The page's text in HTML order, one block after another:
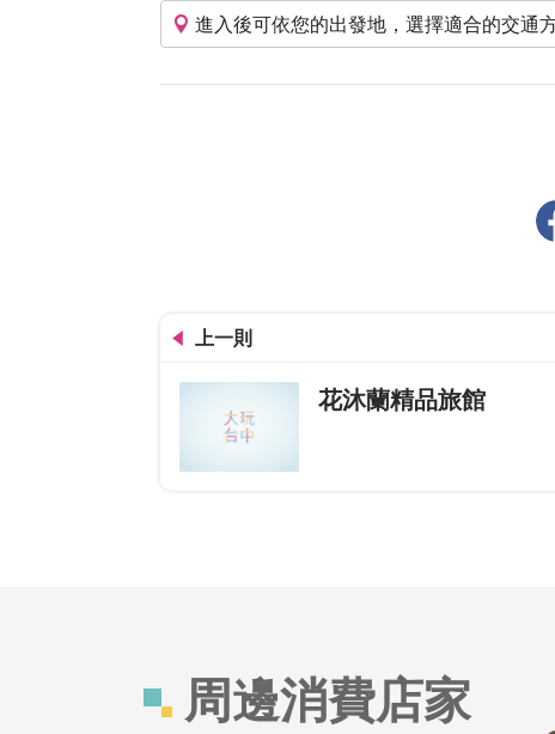
進入後可依您的出發地，選擇適合的交通
上一則
花沐蘭精品旅館
周邊消費店家